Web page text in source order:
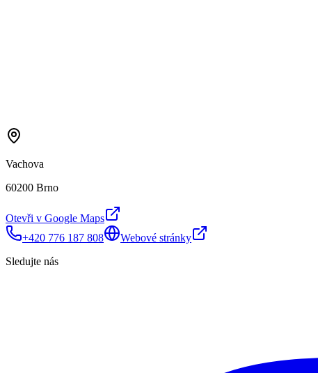
Vachova
60200 Brno
Otevři v Google Maps
+420 776 187 808
Webové stránky
Sledujte nás